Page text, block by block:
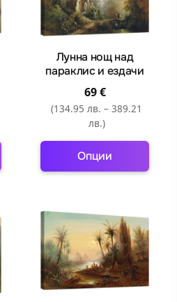
Лунна нощ над
параклис и ездачи
69€
(134.95 лв. – 389.21
лв.)
Опции
has
multiple
variants.
The
options